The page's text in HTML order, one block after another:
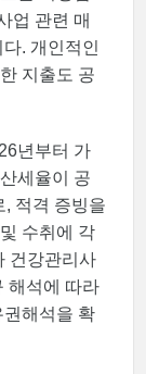
업 관련 매
. 개인적인
지출도 공
년부터 가
세율이 공
, 적격 증빙을
수취에 각
건강관리사
해석에 따라
해석을 확